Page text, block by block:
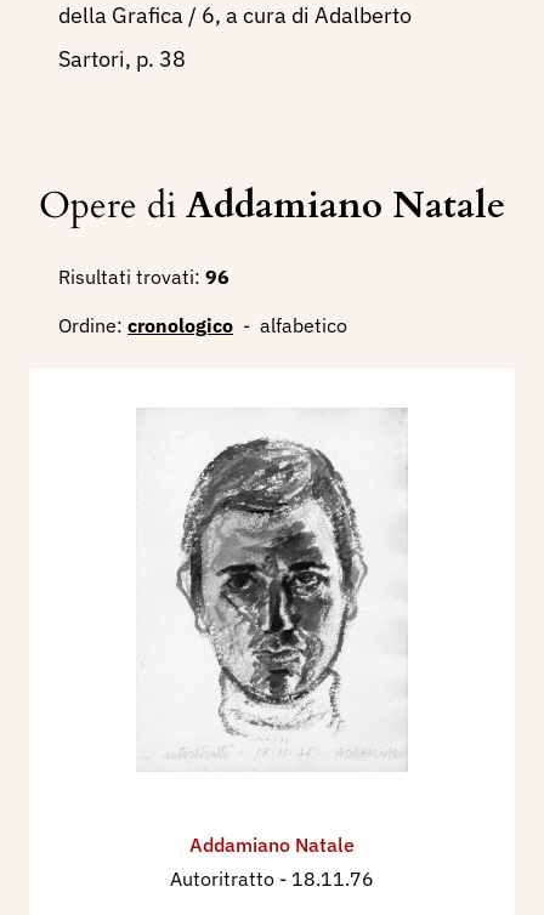
della Grafica / 6, a cura di Adalberto
Sartori, p. 38
Opere diAddamiano Natale
Risultati trovati: 96
Ordine: cronologico - alfabetico
Addamiano Natale
Autoritratto - 18.11.76